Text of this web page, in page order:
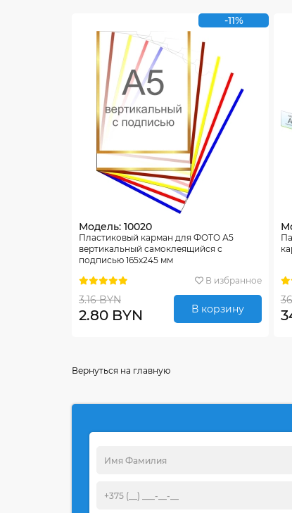
-11%
Модель: 10020
Пластиковый карман для ФОТО А5
вертикальный самоклеящийся с
подписью 165х245 мм
В избранное
3.16 BYN
2.80 BYN В корзину
Вернуться на главную